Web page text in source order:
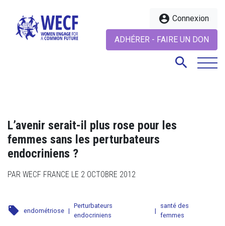
account_circle Connexion
ADHÉRER - FAIRE UN DON
search
L’avenir serait-il plus rose pour les
femmes sans les perturbateurs
endocriniens ?
PAR WECF FRANCE LE 2 OCTOBRE 2012
local_offer endométriose |
Perturbateurs
endocriniens
|
santé des
femmes